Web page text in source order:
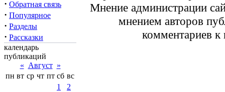
· Обратная связь
· Популярное
· Разделы
· Рассказки
календарь
публикаций
« Август »
пн вт ср чт пт сб вс
1
2
Мнение администрации
мнением авторов
комментариев к